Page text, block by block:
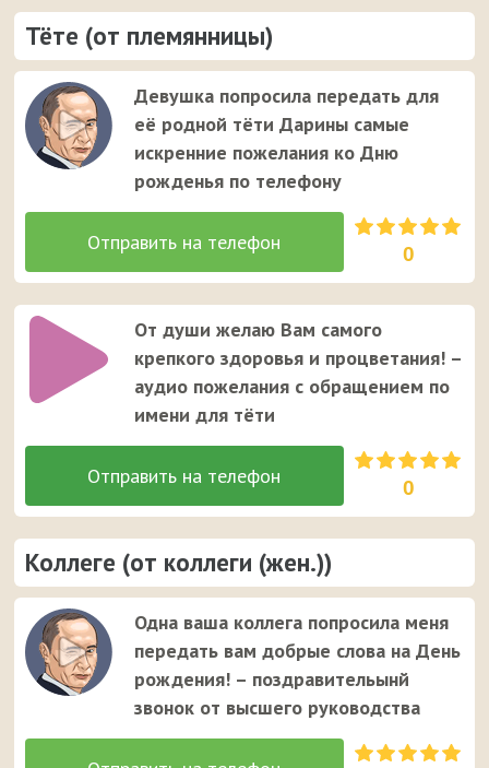
Тёте (от племянницы)
Девушка попросила передать для
её родной тёти Дарины самые
искренние пожелания ко Дню
рожденья по телефону
0
От души желаю Вам самого
крепкого здоровья и процветания! –
аудио пожелания с обращением по
имени для тёти
0
Коллеге (от коллеги (жен.))
Одна ваша коллега попросила меня
передать вам добрые слова на День
рождения! – поздравительынй
звонок от высшего руководства